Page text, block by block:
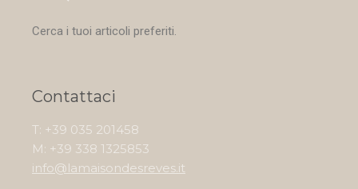
Cerca i tuoi articoli preferiti.
Contattaci
T: +39 035 201458
M: +39 338 1325853
info@lamaisondesreves.it